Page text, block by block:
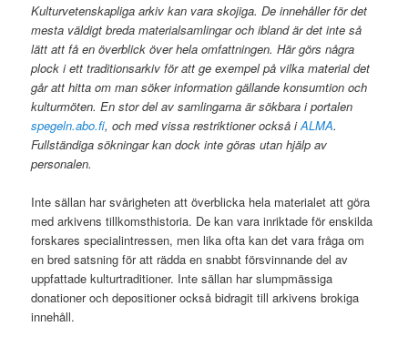
Kulturvetenskapliga arkiv kan vara skojiga. De innehåller för det
mesta väldigt breda materialsamlingar och ibland är det inte så
lätt att få en överblick över hela omfattningen. Här görs några
plock i ett traditionsarkiv för att ge exempel på vilka material det
går att hitta om man söker information gällande konsumtion och
kulturmöten. En stor del av samlingarna är sökbara i portalen
spegeln.abo.fi, och med vissa restriktioner också iALMA.
Fullständiga sökningar kan dock inte göras utan hjälp av
personalen.
Inte sällan har svårigheten att överblicka hela materialet att göra
med arkivens tillkomsthistoria. De kan vara inriktade för enskilda
forskares specialintressen, men lika ofta kan det vara fråga om
en bred satsning för att rädda en snabbt försvinnande del av
uppfattade kulturtraditioner. Inte sällan har slumpmässiga
donationer och depositioner också bidragit till arkivens brokiga
innehåll.